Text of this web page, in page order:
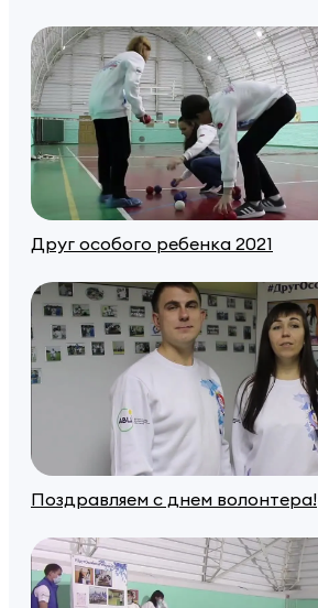
Друг особого ребенка 2021
Поздравляем с днем волонтера!